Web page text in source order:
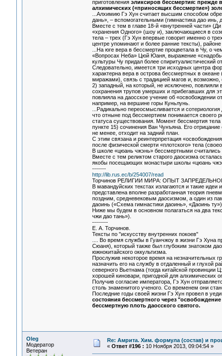
приготовления эликсиров бессмертия: прежде
алхимических («приносящих бессмертие»)
...Алхимию Гэ Хун считает высшим способом
дань», – вспомогательными (гимнастика дао
Вместе с тем в главе 18-й «внутренней части»
«хранения Одного» (шоу и), заключающиеся в
тела – трех (Гэ Хун впервые говорит именно о
центре упоминают и более ранние тексты), районе
...На юге вера в бессмертие процветала в Чу, о
«Вопросах Неба» Цюй Юаня, выражение
культуры Чу придал более спиритуалистический
Следовательно, имеется три исходных центра
характерна вера в острова бессмертных в
миражами), связь с традицией магов и,
2) западный, на который, не исключено,
сохранения трупов умерших и прибегавших для
повлияла на даосское учение об «освобождении
например, на вершине горы Куньлунь.
...Радикально переосмысливается и
что отныне под бессмертием понимается своего
статуса существования. Момент бессмертия
пункте 15) сочинения Ван Чунъяна. Его
не менее, отходит на задний план.
С этим связана и реинтерпретация
после физической смерти «плотского» тела
В школе «цюань чжэнь» бессмертными
Вместе с тем реликтом старого даосизма
якобы посещающих монастыри школы «цюань
-------
http://lib.rus.ec/b/254007/read
Тоpчинов РЕЛИГИИ МИPА: ОПЫТ ЗАПPЕДЕЛЬНОГО
В мавандуйских текстах излагаются и такие
представлена вполне разработанная теория
поздним, средневековым даосизмом, а один из
даоинь («Схема гимнастики даоинь», «Даоинь
Ниже мы будем в основном полагаться на два
чжи дао тань»).
--------
Е. А. Торчинов.
Тексты по "искусству внутренних покоев"
.... Во время службы в Гуанчжоу в жизни Гэ Хуна
Сюаня), который также был глубоким знатоком
южнокитайского оккультизма.
Прослужив некоторое время на незначительных
назначить его на службу в отдаленный и глухой
северного Вьетнама (тогда китайской
хорошей киновари, пригодной для алхимических
Получив согласие императора, Гэ Хун
столь знаменитого ученого. Со временем они
Последние годы своей жизни Гэ Хун провел в
состояния бессмертного через
бессмертную плоть даосского святого.
Oleg
Модератор
Ветеран
Re: Амрита. Хим. формула (состав) и
« Ответ #196 : 10 Ноября 2013, 09:04:54 »